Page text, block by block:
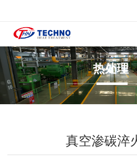
热处理
真空渗碳淬